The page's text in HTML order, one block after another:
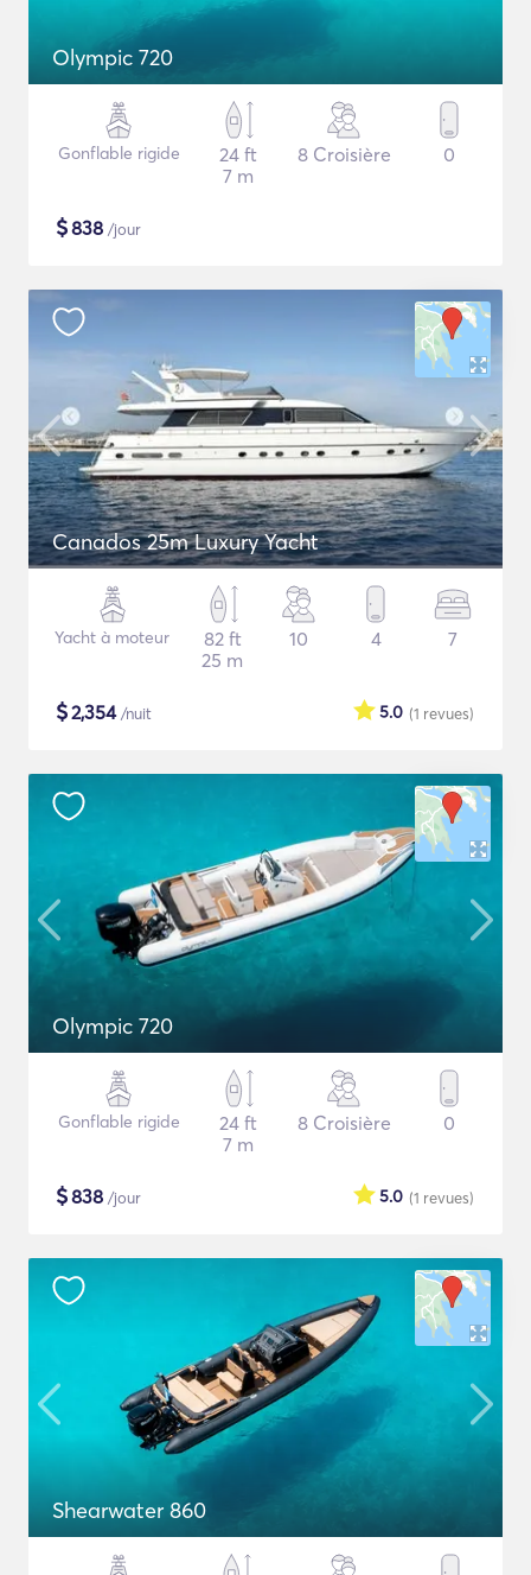
Olympic 720
Gonflable rigide
24 ft
7 m
8 Croisière 0
$838 /jour
Canados 25m Luxury Yacht
Yacht à moteur
82 ft
25 m
10 4 7
$2,354/nuit (1 revues)
5.0
Olympic 720
Gonflable rigide
24 ft
7 m
8 Croisière 0
$838 /jour (1 revues)
5.0
Shearwater 860